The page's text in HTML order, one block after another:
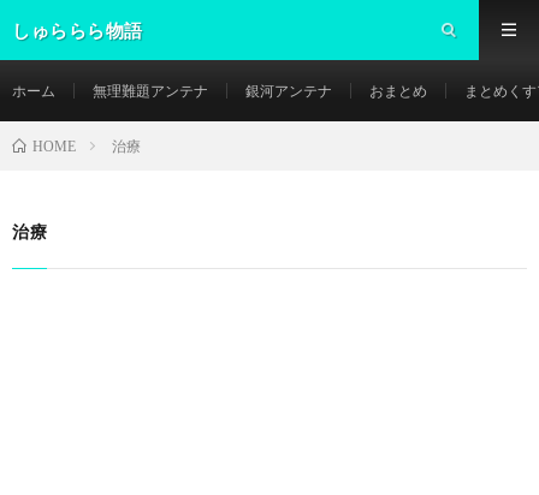
しゅららら物語
ホーム 無理難題アンテナ 銀河アンテナ おまとめ まとめく
HOME 治療
治療